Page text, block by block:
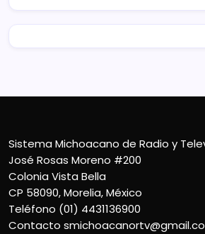
Sistema Michoacano de Radio y
José Rosas Moreno #200
Colonia Vista Bella
CP 58090, Morelia, México
Teléfono (01) 4431136900
Contacto